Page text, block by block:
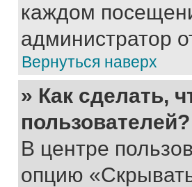
каждом
администратор
Вернуться наверх
» Как сделать,
пользователей?
В центре
опцию